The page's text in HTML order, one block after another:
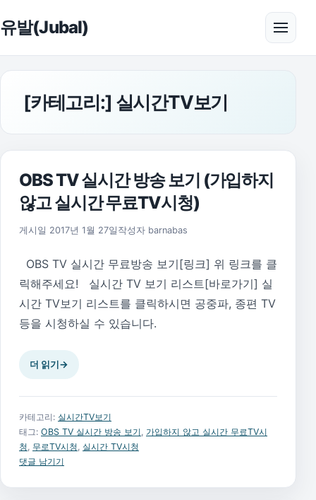
유발(Jubal) 메뉴
[카테고리:] 실시간TV보기
OBS TV 실시간 방송 보기 (가입하지
않고 실시간 무료TV시청)
게시일 2017년 1월 27일 2019년 1월 28일
작성자 barnabas
OBS TV 실시간 무료방송 보기[링크] 위 링크를 클
릭해주세요! 실시간 TV 보기 리스트[바로가기] 실
시간 TV보기 리스트를 클릭하시면 공중파, 종편 TV
등을 시청하실 수 있습니다.
더 읽기→
카테고리: 실시간TV보기
태그: OBS TV 실시간 방송 보기, 가입하지 않고 실시간 무료TV시
청, 무로TV시청, 실시간 TV시청
댓글 남기기